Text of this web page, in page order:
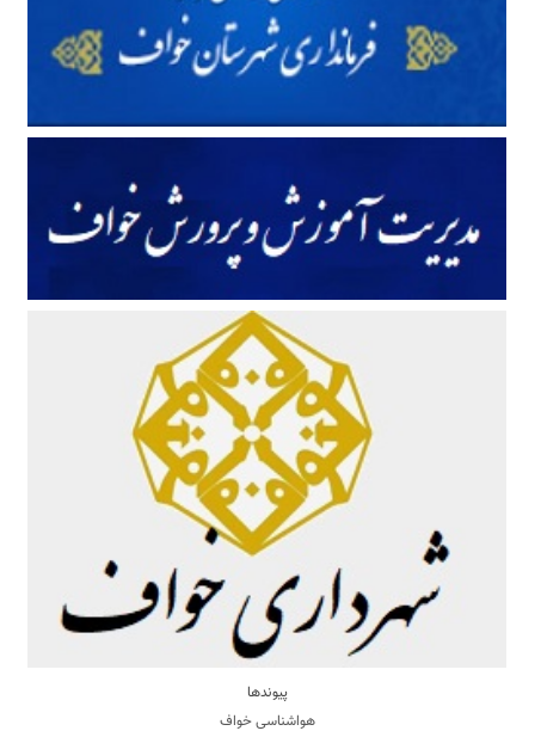
پیوندها
هواشناسی خواف